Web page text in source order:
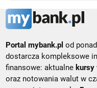
Portal mybank.pl od
dostarcza kompleksowe
finansowe: aktualne kursy
oraz notowania walut w